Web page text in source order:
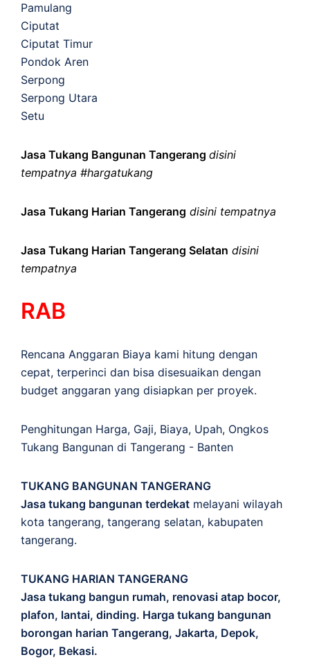
Pamulang
Ciputat
Ciputat Timur
Pondok Aren
Serpong
Serpong Utara
Setu
Jasa Tukang Bangunan Tangerang disini
tempatnya #hargatukang
Jasa Tukang Harian Tangerang disini tempatnya
Jasa Tukang Harian Tangerang Selatan disini
tempatnya
RAB
Rencana Anggaran Biaya kami hitung dengan
cepat, terperinci dan bisa disesuaikan dengan
budget anggaran yang disiapkan per proyek.
Penghitungan Harga, Gaji, Biaya, Upah, Ongkos
Tukang Bangunan di Tangerang - Banten
TUKANG BANGUNAN TANGERANG
Jasa tukang bangunan terdekat melayani wilayah
kota tangerang, tangerang selatan, kabupaten
tangerang.
TUKANG HARIAN TANGERANG
Jasa tukang bangun rumah, renovasi atap bocor,
plafon, lantai, dinding. Harga tukang bangunan
borongan harian Tangerang, Jakarta, Depok,
Bogor, Bekasi.